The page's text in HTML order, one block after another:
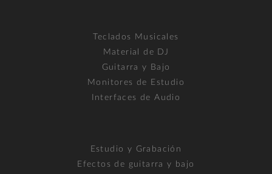
Teclados Musicales
Material de DJ
Guitarra y Bajo
Monitores de Estudio
Interfaces de Audio
Estudio y Grabación
Efectos de guitarra y bajo